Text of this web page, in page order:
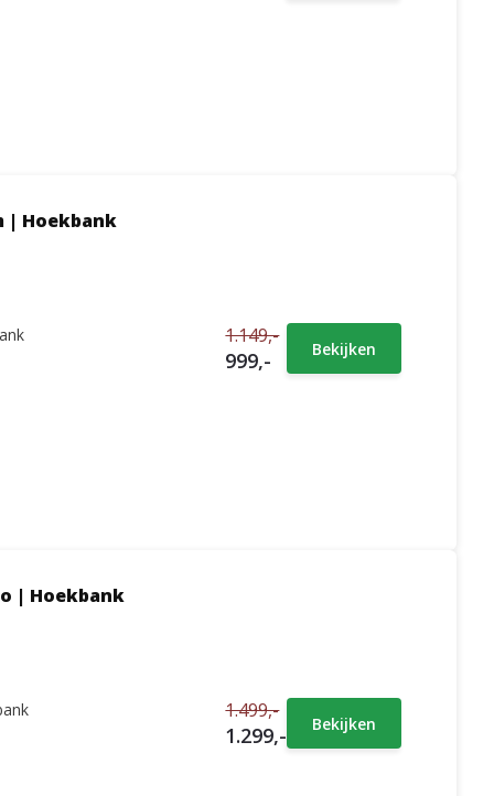
| Hoekbank
1.149,-
999,- Bekijken
| Hoekbank
1.499,-
1.299,- Bekijken